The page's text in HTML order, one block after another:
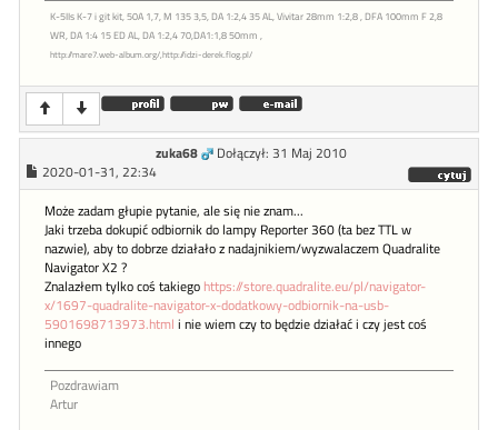
K-5IIs K-7 i git kit, 50A 1,7, M 135 3,5, DA 1:2,4 35 AL, Vivitar 28mm 1:2,8 , DFA 100mm F 2,8
WR, DA 1:4 15 ED AL, DA 1:2,4 70,DA1:1,8 50mm ,
http://mare7.web-album.org/,http://idzi-derek.flog.pl/
zuka68
Dołączył: 31 Maj 2010
2020-01-31, 22:34
Może zadam głupie pytanie, ale się nie znam...
Jaki trzeba dokupić odbiornik do lampy Reporter 360 (ta bez TTL w
nazwie), aby to dobrze działało z nadajnikiem/wyzwalaczem Quadralite
Navigator X2 ?
Znalazłem tylko coś takiego https://store.quadralite.eu/pl/navigator-
x/1697-quadralite-navigator-x-dodatkowy-odbiornik-na-usb-
5901698713973.html i nie wiem czy to będzie działać i czy jest coś
innego
Pozdrawiam
Artur